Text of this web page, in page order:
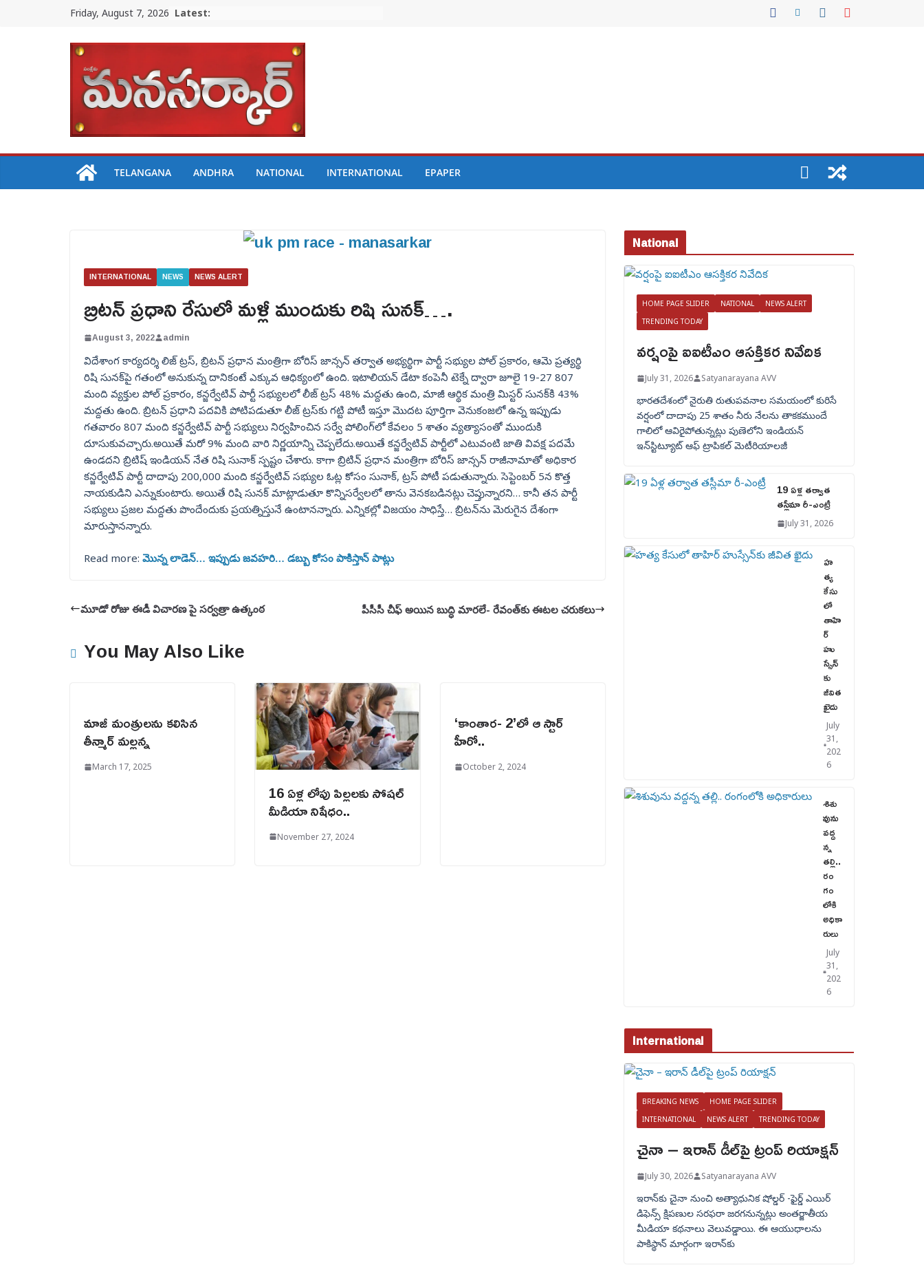
Friday, August 7, 2026 Latest:
TELANGANA ANDHRA NATIONAL INTERNATIONAL EPAPER
INTERNATIONAL NEWS NEWS ALERT
బ్రిటన్ ప్రధాని రేసులో మళ్లీ ముందుకు రిషి సునక్‌….
August 3, 2022 admin
విదేశాంగ కార్యదర్శి లిజ్ ట్రస్, బ్రిటన్ ప్రధాన మంత్రిగా బోరిస్ జాన్సన్ తర్వాత అభ్యర్థిగా పార్టీ సభ్యుల పోల్ ప్రకారం, ఆమె ప్రత్యర్థి
రిషి సునక్‌పై గతంలో అనుకున్న దానికంటే ఎక్కువ ఆధిక్యంలో ఉంది. ఇటాలియన్ డేటా కంపెనీ టెక్నే ద్వారా జూలై 19-27 807
మంది వ్యక్తుల పోల్ ప్రకారం, కన్జర్వేటివ్ పార్టీ సభ్యులలో లీజ్ ట్రస్ 48% మద్దతు ఉంది, మాజీ ఆర్థిక మంత్రి మిస్టర్ సునక్‌కి 43%
మద్దతు ఉంది. బ్రిటన్‌ ప్రధాని పదవికి పోటిపడుతూ లీజ్ ట్రస్‌కు గట్టి పోటీ ఇస్తూ మొదట పూర్తిగా వెనుకంజలో ఉన్న ఇప్పుడు
గతవారం 807 మంది కన్జర్వేటివ్‌ పార్టీ సభ్యులు నిర్వహించిన సర్వే పోలింగ్‌లో కేవలం 5 శాతం వ్యత్యాసంతో ముందుకి
దూసుకువచ్చారు.అయితే మరో 9% మంది వారి నిర్ణయాన్ని చెప్పలేదు.అయితే కన్జర్వేటివ్‌ పార్టీలో ఎటువంటి జాతి వివక్ష పదమే
ఉండదని బ్రిటిష్ ఇండియన్ నేత రిషి సునాక్‌ స్పష్టం చేశారు. కాగా బ్రిటిన్ ప్రధాన మంత్రిగా బోరిస్ జాన్సన్ రాజీనామాతో అధికార
కన్జర్వేటివ్ పార్టీ దాదాపు 200,000 మంది కన్జర్వేటివ్ సభ్యుల ఓట్ల కోసం సునాక్, ట్రస్ పోటీ పడుతున్నారు. సెప్టెంబర్ 5న కొత్త
నాయకుడిని ఎన్నుకుంటారు. అయితే రిషి సునక్‌ మాట్లాడుతూ కొన్నిసర్వేలలో తాను వెనకబడినట్లు చెప్తున్నారని… కానీ తన పార్టీ
సభ్యులు ప్రజల మద్దతు పొందేందుకు ప్రయత్నిస్తునే ఉంటానన్నారు. ఎన్నికల్లో విజయం సాధిస్తే… బ్రిటన్‌ను మెరుగైన దేశంగా
మారుస్తానన్నారు.
Read more: మొన్న లాడెన్… ఇప్పుడు జవహరి… డబ్బు కోసం పాకిస్తాన్ పాట్లు
మూడో రోజు ఈడీ విచారణ పై సర్వత్రా ఉత్కంఠ పీసీసీ చీఫ్ అయిన బుద్ధి మారలే- రేవంత్‌కు ఈటల చరుకలు
You May Also Like
మాజీ మంత్రులను కలిసిన
తీన్మార్ మల్లన్న
March 17, 2025
16 ఏళ్ల లోపు పిల్లలకు సోషల్
మీడియా నిషేధం..
November 27, 2024
‘కాంతార- 2’లో ఆ స్టార్
హీరో..
October 2, 2024
National
HOME PAGE SLIDER NATIONAL
NEWS ALERT
TRENDING TODAY
వర్షంపై ఐఐటీఎం ఆసక్తికర నివేదిక
July 31, 2026 Satyanarayana AVV
భారతదేశంలో నైరుతి రుతుపవనాల సమయంలో కురిసే
వర్షంలో దాదాపు 25 శాతం నీరు నేలను తాకకముందే
గాలిలో ఆవిరైపోతున్నట్లు పుణెలోని ఇండియన్
ఇన్‌స్టిట్యూట్ ఆఫ్ ట్రాపికల్ మెటీరియాలజీ
19 ఏళ్ల తర్వాత
తస్లీమా రీ-ఎంట్రీ
July 31, 2026
హ
త్య
కేసు
లో
తాహి
ర్
హు
స్సేన్‌
కు
జీవిత
ఖైదు
July
31,
202
6
శిశు
వును
వద్ద
న్న
తల్లి..
రం
గం
లోకి
అధికా
రులు
July
31,
202
6
International
BREAKING NEWS
HOME PAGE SLIDER
INTERNATIONAL
NEWS ALERT TRENDING TODAY
చైనా – ఇరాన్ డీల్‌పై ట్రంప్ రియాక్షన్
July 30, 2026 Satyanarayana AVV
ఇరాన్‌కు చైనా నుంచి అత్యాధునిక షోల్డర్‌ -ఫైర్డ్ ఎయిర్
డిఫెన్స్ క్షిపణుల సరఫరా జరగనున్నట్లు అంతర్జాతీయ
మీడియా కథనాలు వెలువడ్డాయి. ఈ ఆయుధాలను
పాకిస్థాన్‌ మార్గంగా ఇరాన్‌కు